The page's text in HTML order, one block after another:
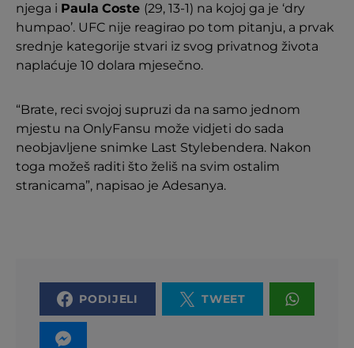
njega i Paula Coste (29, 13-1) na kojoj ga je ‘dry
humpao’. UFC nije reagirao po tom pitanju, a prvak
srednje kategorije stvari iz svog privatnog života
naplaćuje 10 dolara mjesečno.
“Brate, reci svojoj supruzi da na samo jednom
mjestu na OnlyFansu može vidjeti do sada
neobjavljene snimke Last Stylebendera. Nakon
toga možeš raditi što želiš na svim ostalim
stranicama”, napisao je Adesanya.
PODIJELI TWEET